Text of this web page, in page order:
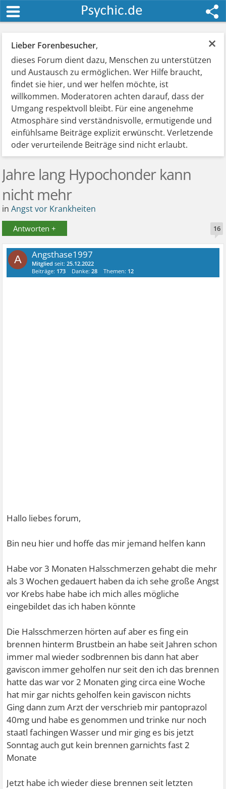
×
Lieber Forenbesucher,
dieses Forum dient dazu, Menschen zu unterstützen
und Austausch zu ermöglichen. Wer Hilfe braucht,
findet sie hier, und wer helfen möchte, ist
willkommen. Moderatoren achten darauf, dass der
Umgang respektvoll bleibt. Für eine angenehme
Atmosphäre sind verständnisvolle, ermutigende und
einfühlsame Beiträge explizit erwünscht. Verletzende
oder verurteilende Beiträge sind nicht erlaubt.
Jahre lang Hypochonder kann
nicht mehr
inAngst vor Krankheiten
Antworten + 16
A Angsthase1997
Mitglied seit:25.12.2022
Beiträge: 173 Danke:28 Themen: 12
Hallo liebes forum,
Bin neu hier und hoffe das mir jemand helfen kann
Habe vor 3 Monaten Halsschmerzen gehabt die mehr
als 3 Wochen gedauert haben da ich sehe große Angst
vor Krebs habe habe ich mich alles mögliche
eingebildet das ich haben könnte
Die Halsschmerzen hörten auf aber es fing ein
brennen hinterm Brustbein an habe seit Jahren schon
immer mal wieder sodbrennen bis dann hat aber
gaviscon immer geholfen nur seit den ich das brennen
hatte das war vor 2 Monaten ging circa eine Woche
hat mir gar nichts geholfen kein gaviscon nichts
Ging dann zum Arzt der verschrieb mir pantoprazol
40mg und habe es genommen und trinke nur noch
staatl fachingen Wasser und mir ging es bis jetzt
Sonntag auch gut kein brennen garnichts fast 2
Monate
Jetzt habe ich wieder diese brennen seit letzten